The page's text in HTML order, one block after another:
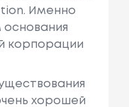
Именно
основания
корпорации
хорошей